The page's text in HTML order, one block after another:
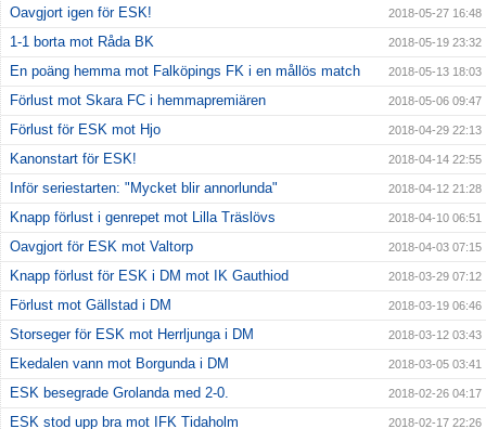
Oavgjort igen för ESK! 2018-05-27 16:48
1-1 borta mot Råda BK 2018-05-19 23:32
En poäng hemma mot Falköpings FK i en mållös match 2018-05-13 18:03
Förlust mot Skara FC i hemmapremiären 2018-05-06 09:47
Förlust för ESK mot Hjo 2018-04-29 22:13
Kanonstart för ESK! 2018-04-14 22:55
Inför seriestarten: "Mycket blir annorlunda" 2018-04-12 21:28
Knapp förlust i genrepet mot Lilla Träslövs 2018-04-10 06:51
Oavgjort för ESK mot Valtorp 2018-04-03 07:15
Knapp förlust för ESK i DM mot IK Gauthiod 2018-03-29 07:12
Förlust mot Gällstad i DM 2018-03-19 06:46
Storseger för ESK mot Herrljunga i DM 2018-03-12 03:43
Ekedalen vann mot Borgunda i DM 2018-03-05 03:41
ESK besegrade Grolanda med 2-0. 2018-02-26 04:17
ESK stod upp bra mot IFK Tidaholm 2018-02-17 22:26